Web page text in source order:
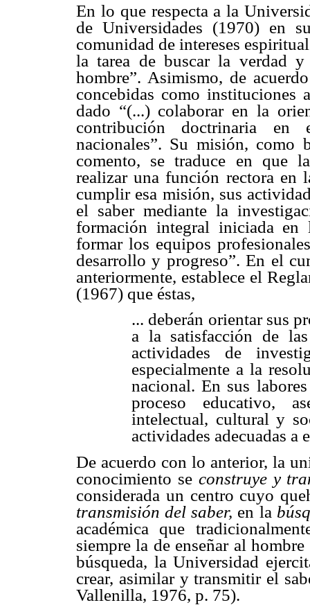
En lo que respecta a la
de Universidades (1970) en
comunidad de intereses
la tarea de buscar la verdad y
hombre”. Asimismo, de
concebidas como
dado “(...) colaborar en la
contribución doctrinaria en
nacionales”. Su misión,
comento, se traduce en que
realizar una función rectora en
cumplir esa misión, sus
el saber mediante la
formación integral iniciada en
formar los equipos
desarrollo y progreso”. En el
anteriormente, establece el
(1967) que éstas,
... deberán orientar sus
a la satisfacción de
actividades de
especialmente a la
nacional. En sus
proceso educativo,
intelectual, cultural y
actividades adecuadas a
De acuerdo con lo anterior, la
conocimiento se construye y
considerada un centro cuyo
transmisión del saber, en la
académica que
siempre la de enseñar al
búsqueda, la Universidad
crear, asimilar y transmitir el
Vallenilla, 1976, p. 75).